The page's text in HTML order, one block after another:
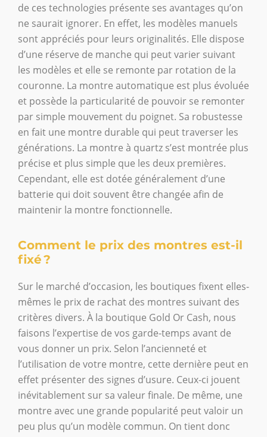
de ces technologies présente ses avantages qu’on
ne saurait ignorer. En effet, les modèles manuels
sont appréciés pour leurs originalités. Elle dispose
d’une réserve de manche qui peut varier suivant
les modèles et elle se remonte par rotation de la
couronne. La montre automatique est plus évoluée
et possède la particularité de pouvoir se remonter
par simple mouvement du poignet. Sa robustesse
en fait une montre durable qui peut traverser les
générations. La montre à quartz s’est montrée plus
précise et plus simple que les deux premières.
Cependant, elle est dotée généralement d’une
batterie qui doit souvent être changée afin de
maintenir la montre fonctionnelle.
Comment le prix des montres est-il
fixé ?
Sur le marché d’occasion, les boutiques fixent elles-
mêmes le prix de rachat des montres suivant des
critères divers. À la boutique Gold Or Cash, nous
faisons l’expertise de vos garde-temps avant de
vous donner un prix. Selon l’ancienneté et
l’utilisation de votre montre, cette dernière peut en
effet présenter des signes d’usure. Ceux-ci jouent
inévitablement sur sa valeur finale. De même, une
montre avec une grande popularité peut valoir un
peu plus qu’un modèle commun. On tient donc